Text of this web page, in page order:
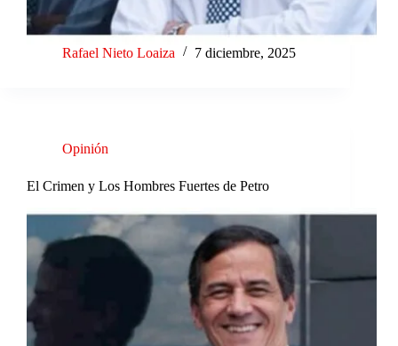
Rafael Nieto Loaiza 7 diciembre, 2025
Opinión
El Crimen y Los Hombres Fuertes de Petro